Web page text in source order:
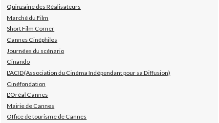
Quinzaine des Réalisateurs
Marché du Film
Short Film Corner
Cannes Cinéphiles
Journées du scénario
Cinando
L'ACID(Association du Cinéma Indépendant pour sa Diffusion)
Cinéfondation
L'Oréal Cannes
Mairie de Cannes
Office de tourisme de Cannes